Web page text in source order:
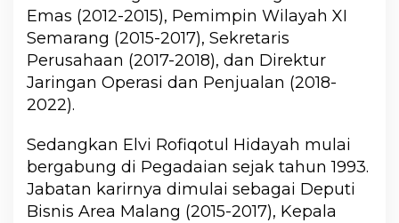
Emas (2012-2015), Pemimpin Wilayah XI
Semarang (2015-2017), Sekretaris
Perusahaan (2017-2018), dan Direktur
Jaringan Operasi dan Penjualan (2018-
2022).
Sedangkan Elvi Rofiqotul Hidayah mulai
bergabung di Pegadaian sejak tahun 1993.
Jabatan karirnya dimulai sebagai Deputi
Bisnis Area Malang (2015-2017), Kepala